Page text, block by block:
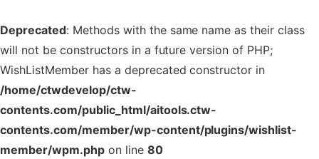
Deprecated: Methods with the same name as their class
will not be constructors in a future version of PHP;
WishListMember has a deprecated constructor in
/home/ctwdevelop/ctw-
contents.com/public_html/aitools.ctw-
contents.com/member/wp-content/plugins/wishlist-
member/wpm.phpon line 80